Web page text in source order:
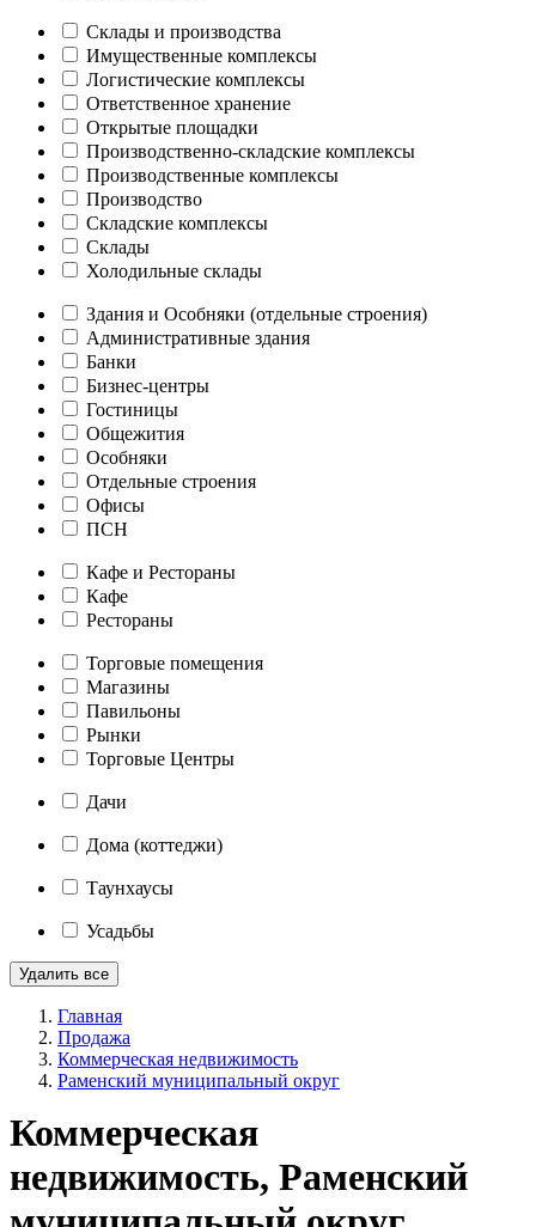
Склады и производства
Имущественные комплексы
Логистические комплексы
Ответственное хранение
Открытые площадки
Производственно-складские комплексы
Производственные комплексы
Производство
Складские комплексы
Склады
Холодильные склады
Здания и Особняки (отдельные строения)
Административные здания
Банки
Бизнес-центры
Гостиницы
Общежития
Особняки
Отдельные строения
Офисы
ПСН
Кафе и Рестораны
Кафе
Рестораны
Торговые помещения
Магазины
Павильоны
Рынки
Торговые Центры
Дачи
Дома (коттеджи)
Таунхаусы
Усадьбы
Удалить все
Главная
Продажа
Коммерческая недвижимость
Раменский муниципальный округ
Коммерческая
недвижимость, Раменский